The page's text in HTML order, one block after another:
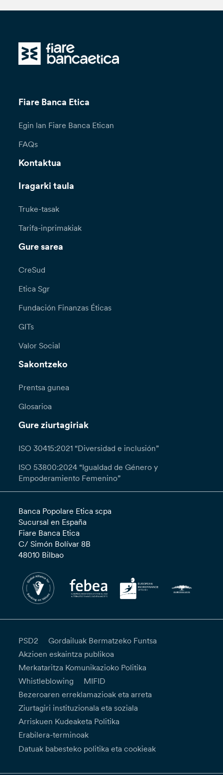
Fiare Banca Etica
Egin lan Fiare Banca Etican
FAQs
Kontaktua
Iragarki taula
Truke-tasak
Tarifa-inprimakiak
Gure sarea
CreSud
Etica Sgr
Fundación Finanzas Éticas
GITs
Valor Social
Sakontzeko
Prentsa gunea
Glosarioa
Gure ziurtagiriak
ISO 30415:2021 “Diversidad e inclusión”
ISO 53800:2024 “Igualdad de Género y
Empoderamiento Femenino”
Banca Popolare Etica scpa
Sucursal en España
Fiare Banca Etica
C/ Simón Bolívar 8B
48010 Bilbao
PSD2
Gordailuak Bermatzeko Funtsa
Akzioen eskaintza publikoa
Merkataritza Komunikazioko Politika
Whistleblowing
MIFID
Bezeroaren erreklamazioak eta arreta
Ziurtagiri instituzionala eta soziala
Arriskuen Kudeaketa Politika
Erabilera-terminoak
Datuak babesteko politika eta cookieak